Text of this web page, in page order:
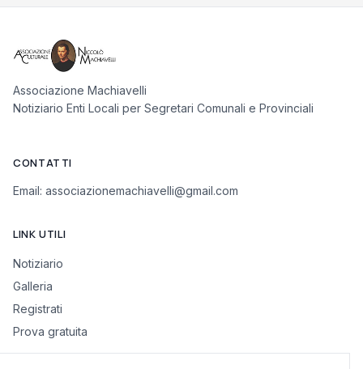
Associazione Machiavelli
Notiziario Enti Locali per Segretari Comunali e Provinciali
CONTATTI
Email: associazionemachiavelli@gmail.com
LINK UTILI
Notiziario
Galleria
Registrati
Prova gratuita